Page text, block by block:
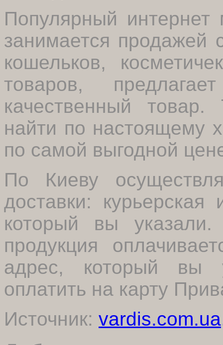
Популярный интернет
занимается продажей
кошельков,
товаров,
качественный
найти по
по самой выгодной
По Киеву
доставки:
который вы указали.
продукция
адрес, который вы
оплатить на карту
Источник: vardis.com.ua